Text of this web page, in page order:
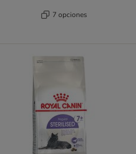
7 opciones